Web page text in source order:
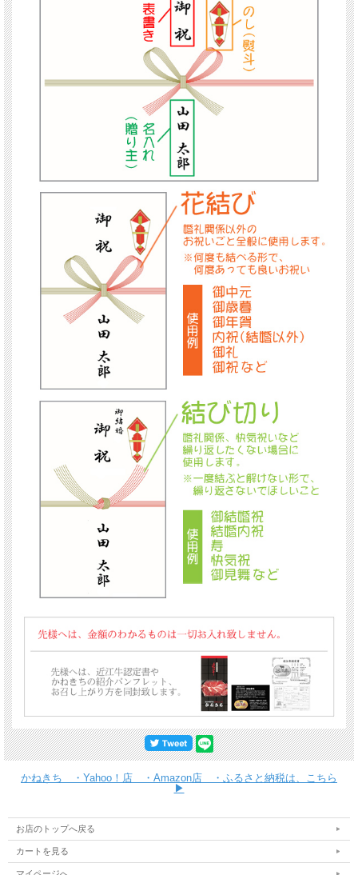
かねきち ・Yahoo！店 ・Amazon店 ・ふるさと納税は、こちら
▶
お店のトップへ戻る
カートを見る